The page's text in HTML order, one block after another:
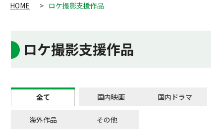
HOME > ロケ撮影支援作品
ロケ撮影支援作品
全て 国内映画 国内ドラマ
海外作品 その他